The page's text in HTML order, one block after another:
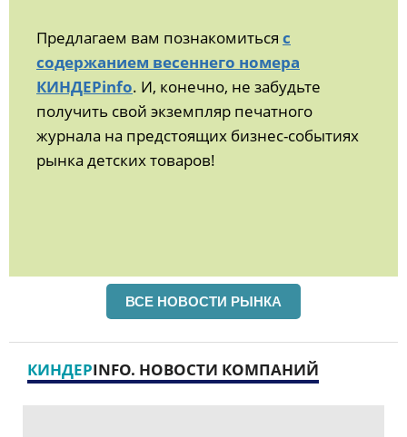
Предлагаем вам познакомиться с
содержанием весеннего номера
КИНДЕРinfo. И, конечно, не забудьте
получить свой экземпляр печатного
журнала на предстоящих бизнес-событиях
рынка детских товаров!
ВСЕ НОВОСТИ РЫНКА
КИНДЕРINFO. НОВОСТИ КОМПАНИЙ